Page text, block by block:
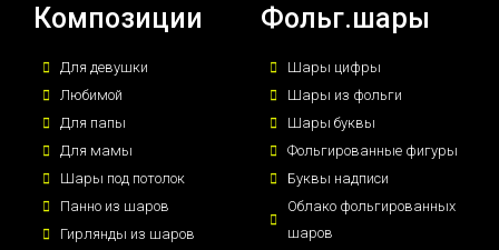
Композиции
Для девушки
Любимой
Для папы
Для мамы
Шары под потолок
Панно из шаров
Гирлянды из шаров
Фольг.шары
Шары цифры
Шары из фольги
Шары буквы
Фольгированные фигуры
Буквы надписи
Облако фольгированных
шаров